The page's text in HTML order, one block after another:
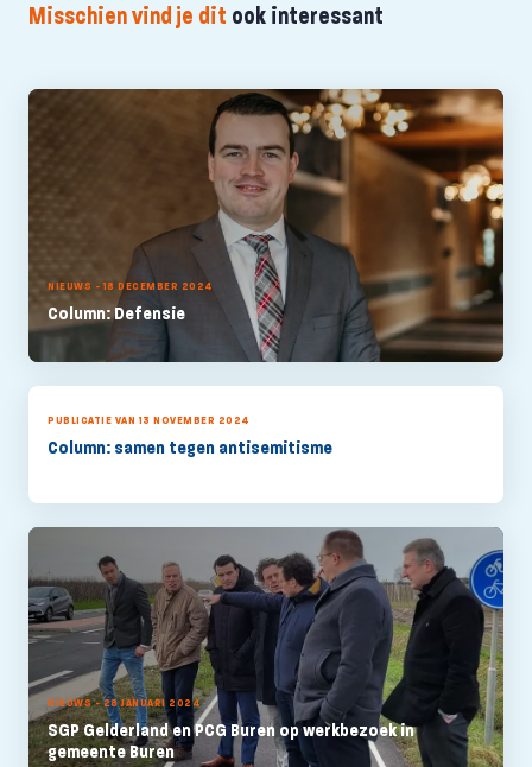
Misschien vind je dit ook interessant
NIEUWS - 18 DECEMBER 2024
Column: Defensie
PUBLICATIE VAN 13 NOVEMBER 2024
Column: samen tegen antisemitisme
NIEUWS - 28 JANUARI 2024
SGP Gelderland en PCG Buren op werkbezoek in
gemeente Buren